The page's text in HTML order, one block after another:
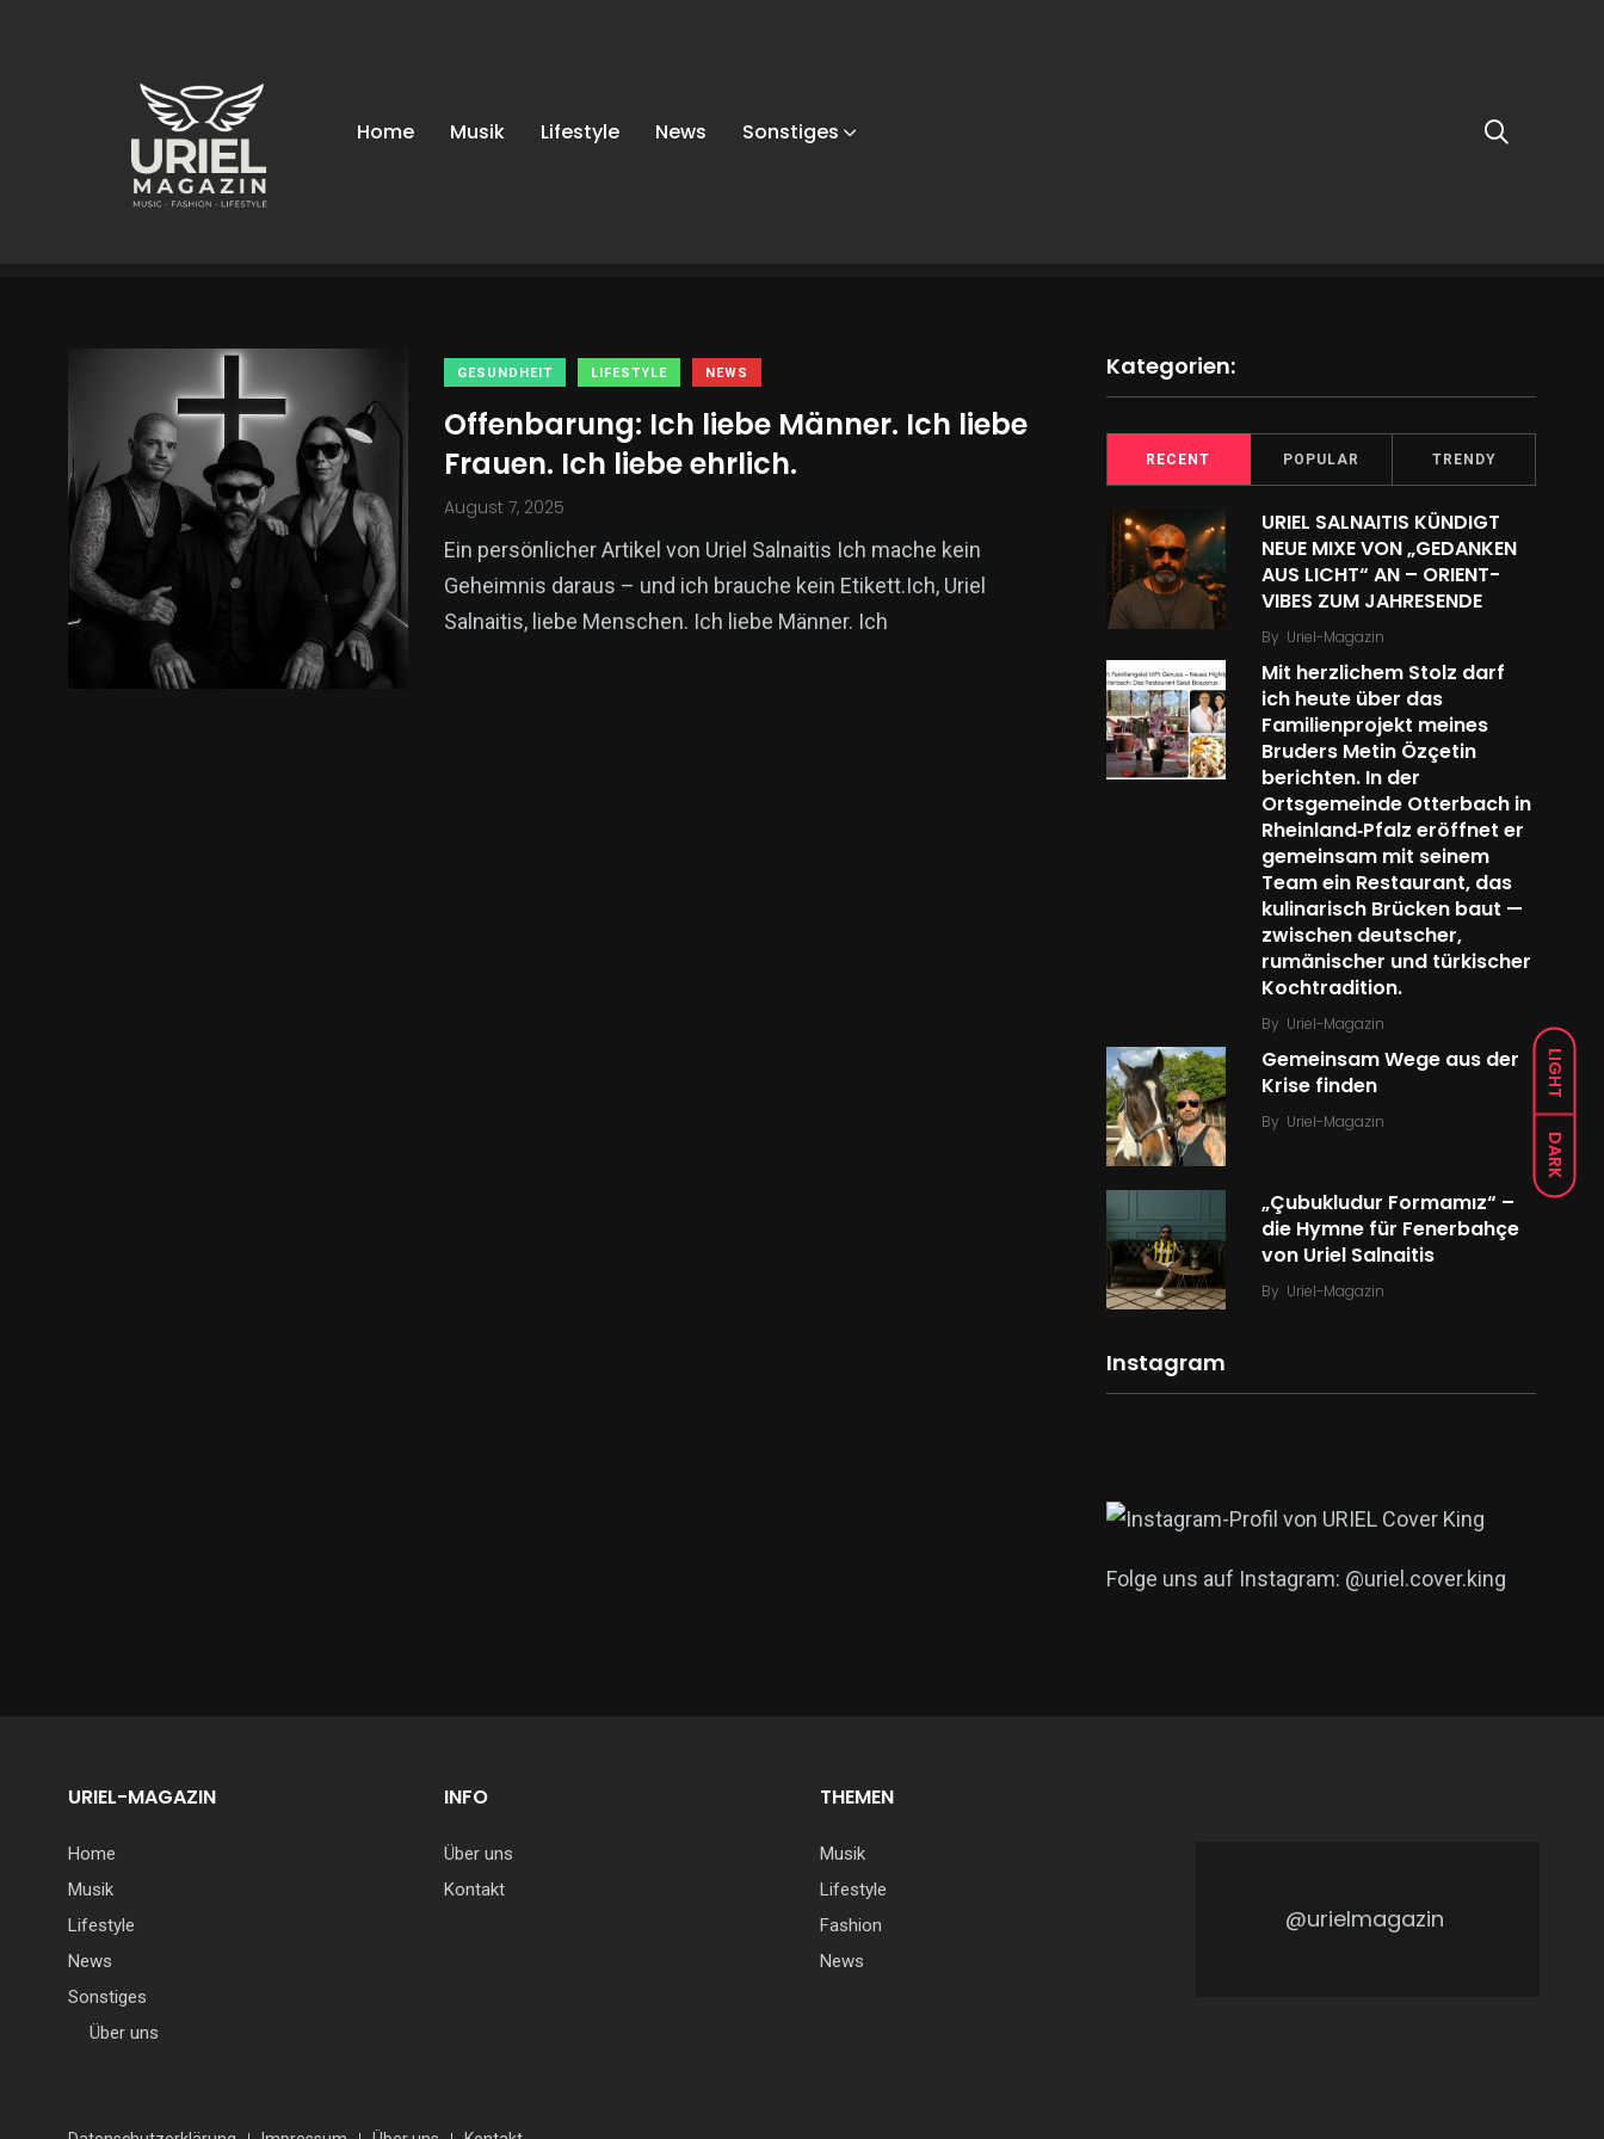
LIGHT
DARK
Home Musik Lifestyle News Sonstiges
Ehrlichkeit
GESUNDHEIT LIFESTYLE NEWS
Offenbarung: Ich liebe Männer. Ich liebe
Frauen. Ich liebe ehrlich.
August 7, 2025
Ein persönlicher Artikel von Uriel Salnaitis Ich mache kein
Geheimnis daraus – und ich brauche kein Etikett.Ich, Uriel
Salnaitis, liebe Menschen. Ich liebe Männer. Ich
Kategorien:
RECENT POPULAR TRENDY
URIEL SALNAITIS KÜNDIGT
NEUE MIXE VON „GEDANKEN
AUS LICHT“ AN – ORIENT-
VIBES ZUM JAHRESENDE
By Uriel-Magazin
Mit herzlichem Stolz darf
ich heute über das
Familien­projekt meines
Bruders Metin Özçetin
berichten. In der
Ortsgemeinde Otterbach in
Rheinland‑Pfalz eröffnet er
gemeinsam mit seinem
Team ein Restaurant, das
kulinarisch Brücken baut —
zwischen deutscher,
rumänischer und türkischer
Kochtradition.
By Uriel-Magazin
Gemeinsam Wege aus der
Krise finden
By Uriel-Magazin
„Çubukludur Formamız“ –
die Hymne für Fenerbahçe
von Uriel Salnaitis
By Uriel-Magazin
Instagram
Folge uns auf Instagram: @uriel.cover.king
URIEL-MAGAZIN
Home
Musik
Lifestyle
News
Sonstiges
Über uns
INFO
Über uns
Kontakt
THEMEN
Musik
Lifestyle
Fashion
News
@urielmagazin